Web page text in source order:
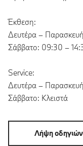
Έκθεση:
Δευτέρα –
Σάββατο: 09:30 –
Service:
Δευτέρα –
Σάββατο: Κλειστά
Λήψη οδηγιών